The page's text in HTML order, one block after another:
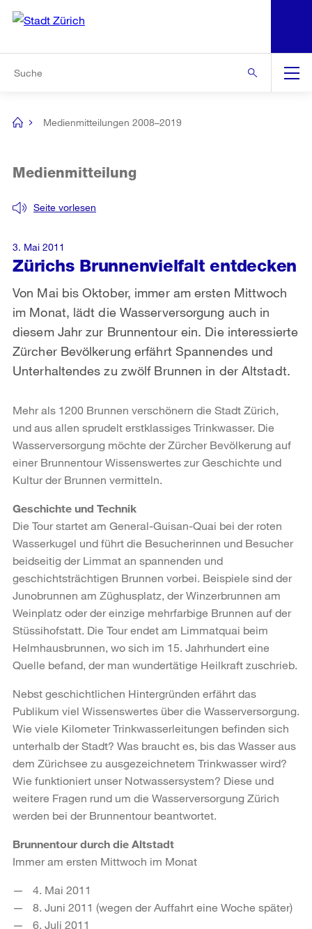
Navigation
[no
Medienmitteilungen 2008–2019
Zürichs Brunnenvielfalt entdecken
Seite vorlesen
Medienmitteilung
Von Mai bis Oktober, immer am ersten Mittwoch
im Monat, lädt die Wasserversorgung auch in
diesem Jahr zur Brunnentour ein. Die interessierte
Zürcher Bevölkerung erfährt Spannendes und
Unterhaltendes zu zwölf Brunnen in der Altstadt.
3. Mai 2011
Mehr als 1200 Brunnen verschönern die Stadt Zürich,
und aus allen sprudelt erstklassiges Trinkwasser. Die
Wasserversorgung möchte der Zürcher Bevölkerung auf
einer Brunnentour Wissenswertes zur Geschichte und
Kultur der Brunnen vermitteln.
Geschichte und Technik
Die Tour startet am General-Guisan-Quai bei der roten
Wasserkugel und führt die Besucherinnen und Besucher
beidseitig der Limmat an spannenden und
geschichtsträchtigen Brunnen vorbei. Beispiele sind der
Junobrunnen am Züghusplatz, der Winzerbrunnen am
Weinplatz oder der einzige mehrfarbige Brunnen auf der
Stüssihofstatt. Die Tour endet am Limmatquai beim
Helmhausbrunnen, wo sich im 15. Jahrhundert eine
Quelle befand, der man wundertätige Heilkraft zuschrieb.
Nebst geschichtlichen Hintergründen erfährt das
Publikum viel Wissenswertes über die Wasserversorgung.
Wie viele Kilometer Trinkwasserleitungen befinden sich
unterhalb der Stadt? Was braucht es, bis das Wasser aus
dem Zürichsee zu ausgezeichnetem Trinkwasser wird?
Wie funktioniert unser Notwassersystem? Diese und
weitere Fragen rund um die Wasserversorgung Zürich
werden bei der Brunnentour beantwortet.
Brunnentour durch die Altstadt
Immer am ersten Mittwoch im Monat
4. Mai 2011
8. Juni 2011 (wegen der Auffahrt eine Woche später)
6. Juli 2011